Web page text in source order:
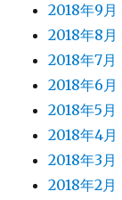
2018年9月
2018年8月
2018年7月
2018年6月
2018年5月
2018年4月
2018年3月
2018年2月